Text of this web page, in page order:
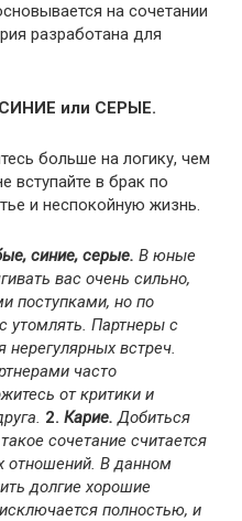
на сочетании
разработана для
СИНИЕ или СЕРЫЕ.
больше на логику, чем
вступайте в брак по
и неспокойную жизнь.
синие, серые. В юные
вас очень сильно,
поступками, но по
утомлять. Партнеры с
встреч.
часто
от критики и
2. Карие. Добиться
сочетание считается
отношений. В данном
долгие хорошие
полностью, и